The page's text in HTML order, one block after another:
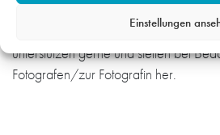
Einstellungen
haben, setzen Sie sich gerne mit uns
unterstützen gerne und stellen bei
Fotografen/zur Fotografin her.